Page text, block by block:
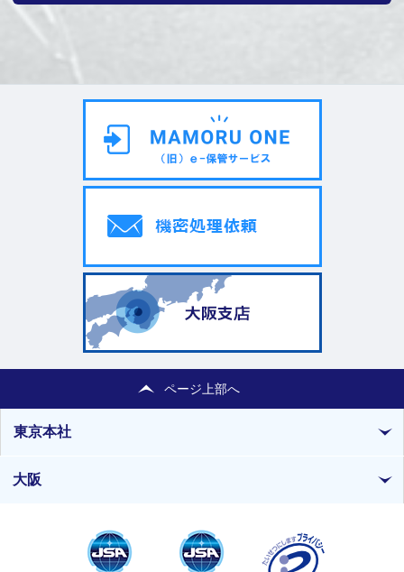
ページ 上部へ
東京本社
大阪